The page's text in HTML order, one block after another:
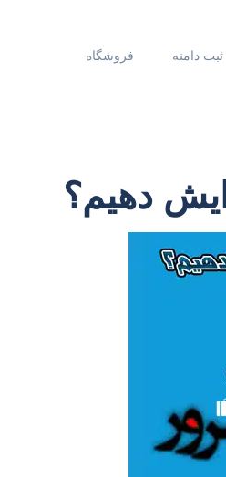
ثبت دامنه فروشگاه
دهیم؟